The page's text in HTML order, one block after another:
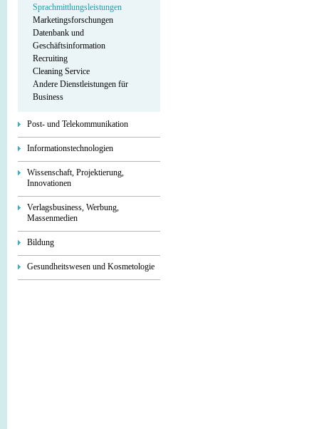
Sprachmittlungsleistungen
Marketingsforschungen
Datenbank und
Geschäftsinformation
Recruiting
Cleaning Service
Andere Dienstleistungen für
Business
Post- und Telekommunikation
Informationstechnologien
Wissenschaft, Projektierung,
Innovationen
Verlagsbusiness, Werbung,
Massenmedien
Bildung
Gesundheitswesen und Kosmetologie